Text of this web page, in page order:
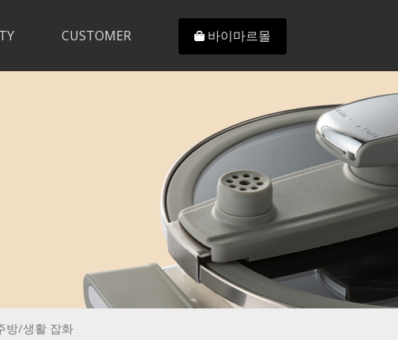
CUSTOMER 바이마르몰
방/생활 잡화